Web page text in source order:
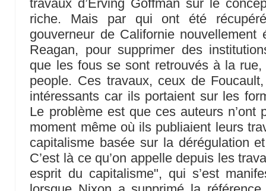
travaux d’Erving Goffman sur le
riche. Mais par qui ont été
gouverneur de Californie
Reagan, pour supprimer des
que les fous se sont retrouvés à la
people. Ces travaux, ceux de
intéressants car ils portaient sur les
Le problème est que ces auteurs n’ont
moment même où ils publiaient leurs
capitalisme basée sur la dérégulation
C’est là ce qu’on appelle depuis les
esprit du capitalisme", qui s’est